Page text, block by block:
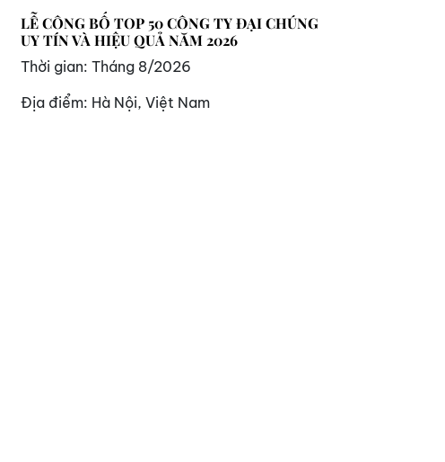
LỄ CÔNG BỐ TOP 50 CÔNG TY ĐẠI CHÚNG
UY TÍN VÀ HIỆU QUẢ NĂM 2026
Thời gian: Tháng 8/2026
Địa điểm: Hà Nội, Việt Nam